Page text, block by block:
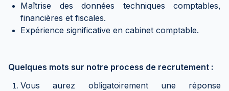
Maîtrise des données techniques comptables,
financières et fiscales.
Expérience significative en cabinet comptable.
Quelques mots sur notre process de recrutement :
Vous aurez obligatoirement une réponse